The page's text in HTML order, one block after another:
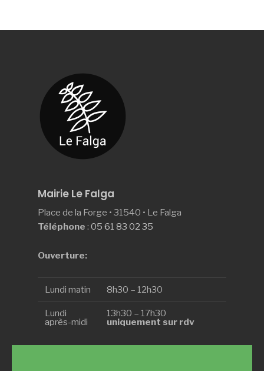
Mairie Le Falga
Place de la Forge • 31540 • Le Falga
Téléphone : 05 61 83 02 35
Ouverture:
Lundi matin 8h30 – 12h30
Lundi
après-midi
13h30 – 17h30
uniquement sur rdv